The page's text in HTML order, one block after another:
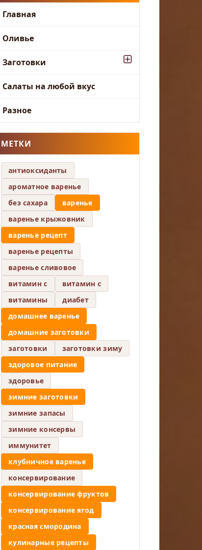
Главная
Оливье
Заготовки
Салаты на любой вкус
Разное
МЕТКИ
антиоксиданты
ароматное варенье
без сахара
варенье
варенье крыжовник
варенье рецепт
варенье рецепты
варенье сливовое
витамин c
витамин с
витамины
диабет
домашнее варенье
домашние заготовки
заготовки
заготовки зиму
здоровое питание
здоровье
зимние заготовки
зимние запасы
зимние консервы
иммунитет
клубничное варенье
консервирование
консервирование фруктов
консервирование ягод
красная смородина
кулинарные рецепты